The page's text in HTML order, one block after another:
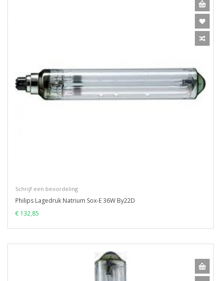
Schrijf een beoordeling
Philips Lagedruk Natrium Sox-E 36W By22D
€ 132,85